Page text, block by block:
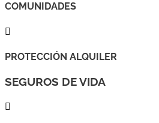
COMUNIDADES

PROTECCIÓN ALQUILER
SEGUROS DE VIDA
